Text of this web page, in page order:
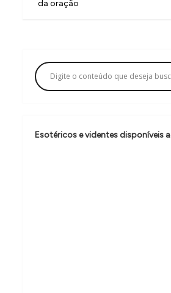
g
a
ç
o
da oração
Esotéricos e videntes disponíveis